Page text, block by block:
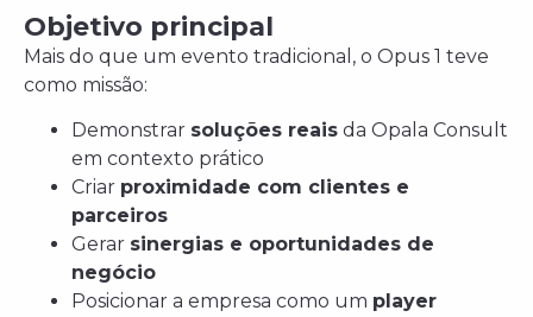
Objetivo principal
Mais do que um evento tradicional, o Opus 1 teve
como missão:
Demonstrar soluções reais da Opala Consult
em contexto prático
Criar proximidade com clientes e
parceiros
Gerar sinergias e oportunidades de
negócio
Posicionar a empresa como um player